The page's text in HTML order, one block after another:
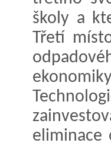
školy a
Třetí
eliminace